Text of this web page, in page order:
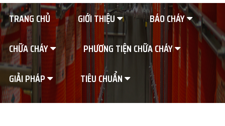
TRANG CHỦ GIỚI THIỆU
BÁO CHÁY
CHỮA CHÁY
PHƯƠNG TIỆN CHỮA CHÁY
GIẢI PHÁP
TIÊU CHUẨN